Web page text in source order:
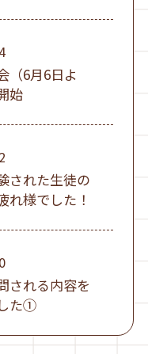
（6月6日よ
始
された生徒の
れ様でした！
される内容を
た①